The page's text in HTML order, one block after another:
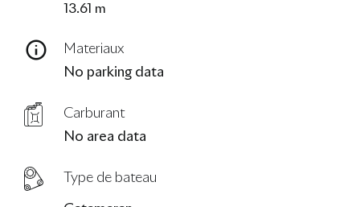
13.61 m
Materiaux
No parking data
Carburant
No area data
Type de bateau